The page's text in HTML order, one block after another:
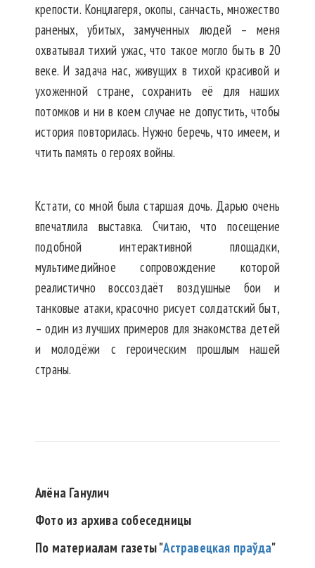
крепости. Концлагеря, окопы, санчасть, множество
раненых, убитых, замученных людей – меня
охватывал тихий ужас, что такое могло быть в 20
веке. И задача нас, живущих в тихой красивой и
ухоженной стране, сохранить её для наших
потомков и ни в коем случае не допустить, чтобы
история повторилась. Нужно беречь, что имеем, и
чтить память о героях войны.
Кстати, со мной была старшая дочь. Дарью очень
впечатлила выставка. Считаю, что посещение
подобной интерактивной площадки,
мультимедийное сопровождение которой
реалистично воссоздаёт воздушные бои и
танковые атаки, красочно рисует солдатский быт,
– один из лучших примеров для знакомства детей
и молодёжи с героическим прошлым нашей
страны.
Алёна Ганулич
Фото из архива собеседницы
По материалам газеты "Астравецкая праўда"